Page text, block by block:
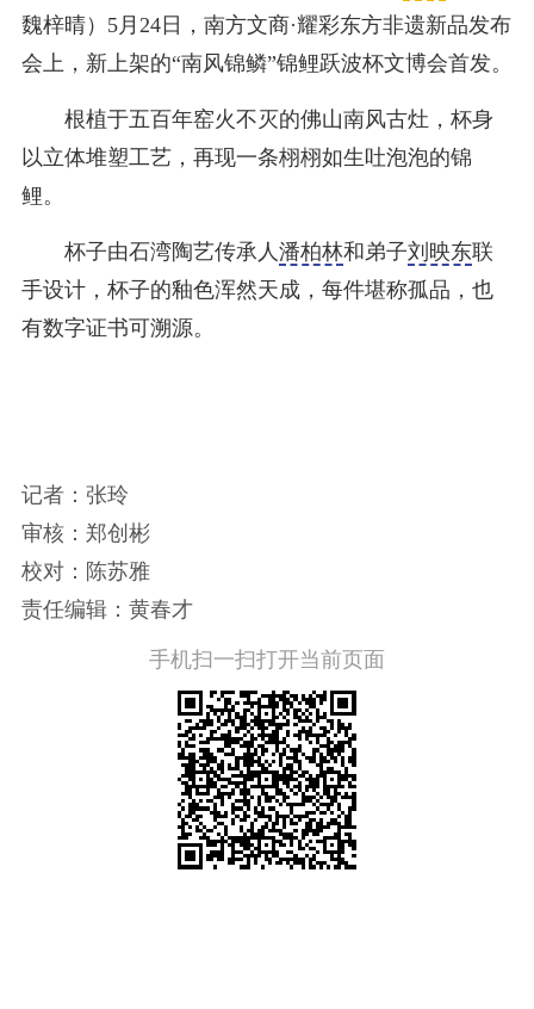
魏梓晴）5月24日，南方文商·耀彩东方非遗新品发布
会上，新上架的“南风锦鳞”锦鲤跃波杯文博会首发。
根植于五百年窑火不灭的佛山南风古灶，杯身
以立体堆塑工艺，再现一条栩栩如生吐泡泡的锦
鲤。
杯子由石湾陶艺传承人 潘柏林和弟子刘映东联
手设计，杯子的釉色浑然天成，每件堪称孤品，也
有数字证书可溯源。
记者：张玲
审核：郑创彬
校对：陈苏雅
责任编辑：黄春才
手机扫一扫打开当前页面